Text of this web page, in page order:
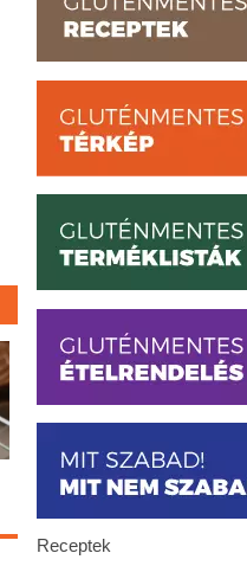
Receptek